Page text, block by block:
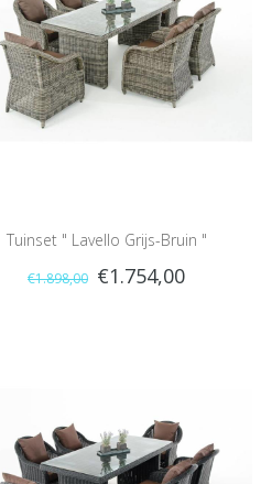
Tuinset " Lavello Grijs-Bruin "
€1.898,00 €1.754,00